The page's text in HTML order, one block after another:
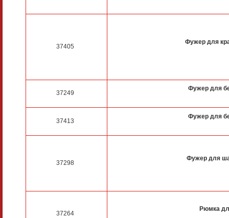
37405
Фужер для
37249
Фужер для
37413
Фужер для
37298
Фужер для
37264
Рюмка